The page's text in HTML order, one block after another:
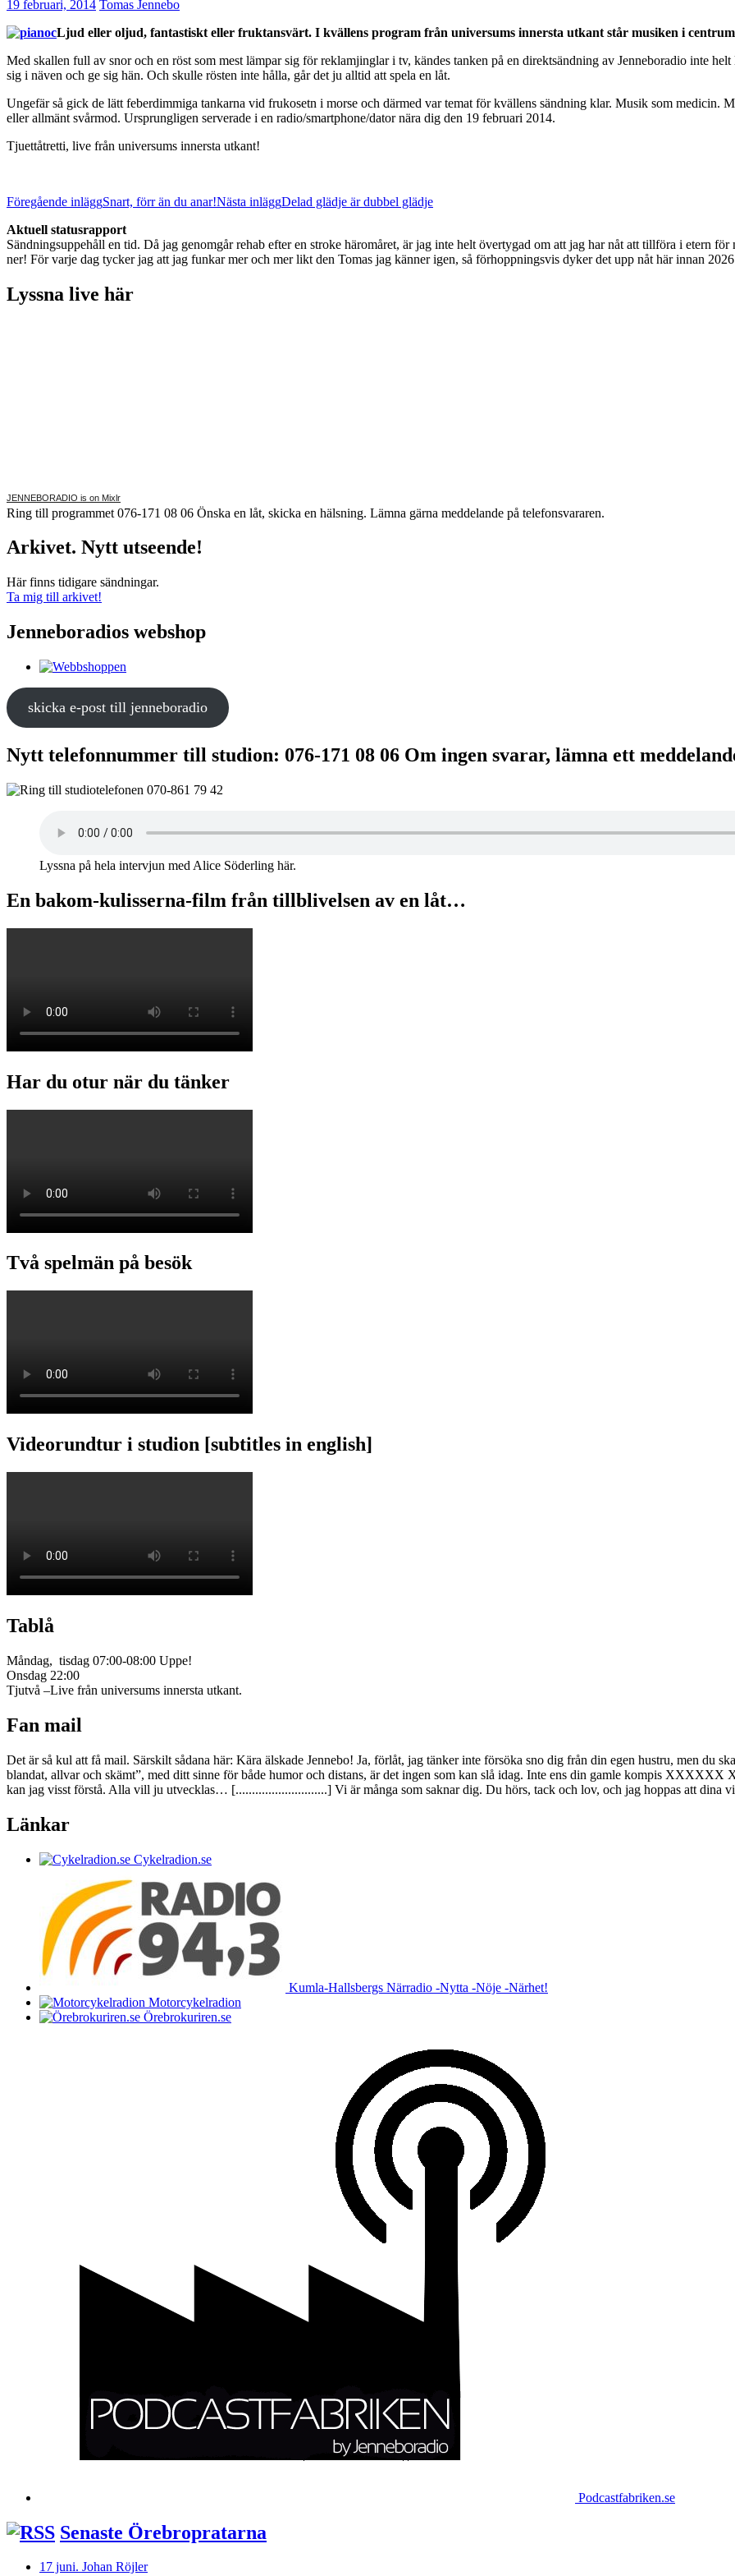
19 februari, 2014 Tomas Jennebo
Ljud eller oljud, fantastiskt eller fruktansvärt. I kvällens program från universums innersta utkant står musiken i
Med skallen full av snor och en röst som mest lämpar sig för reklamjinglar i tv, kändes tanken på en direktsändning av Jenneboradio inte
sig i näven och ge sig hän. Och skulle rösten inte hålla, går det ju alltid att spela en låt.
Ungefär så gick de lätt feberdimmiga tankarna vid frukosetn i morse och därmed var temat för kvällens sändning klar. Musik som medicin.
eller allmänt svårmod. Ursprungligen serverade i en radio/smartphone/dator nära dig den 19 februari 2014.
Tjuettåtretti, live från universums innersta utkant!
Inläggsnavigering
Föregående inläggSnart, förr än du anar!Nästa inläggDelad glädje är dubbel glädje
Aktuell statusrapport
Sändningsuppehåll en tid. Då jag genomgår rehab efter en stroke häromåret, är jag inte helt övertygad om att jag har nåt att tillföra i etern
ner! För varje dag tycker jag att jag funkar mer och mer likt den Tomas jag känner igen, så förhoppningsvis dyker det upp nåt här innan
Lyssna live här
JENNEBORADIO is on Mixlr
Ring till programmet 076-171 08 06 Önska en låt, skicka en hälsning. Lämna gärna meddelande på telefonsvararen.
Arkivet. Nytt utseende!
Här finns tidigare sändningar.
Ta mig till arkivet!
Jenneboradios webshop
skicka e-post till jenneboradio
Nytt telefonnummer till studion: 076-171 08 06 Om ingen svarar, lämna ett
Lyssna på hela intervjun med Alice Söderling här.
En bakom-kulisserna-film från tillblivelsen av en låt…
Har du otur när du tänker
Två spelmän på besök
Videorundtur i studion [subtitles in english]
Tablå
Måndag, tisdag 07:00-08:00 Uppe!
Onsdag 22:00
Tjutvå –Live från universums innersta utkant.
Fan mail
Det är så kul att få mail. Särskilt sådana här: Kära älskade Jennebo! Ja, förlåt, jag tänker inte försöka sno dig från din egen hustru, men du
blandat, allvar och skämt”, med ditt sinne för både humor och distans, är det ingen som kan slå idag. Inte ens din gamle kompis
kan jag visst förstå. Alla vill ju utvecklas… [............................] Vi är många som saknar dig. Du hörs, tack och lov, och jag hoppas att dina
Länkar
Cykelradion.se
Kumla-Hallsbergs Närradio -Nytta -Nöje -Närhet!
Motorcykelradion
Örebrokuriren.se
Podcastfabriken.se
Senaste Örebropratarna
17 juni. Johan Röjler